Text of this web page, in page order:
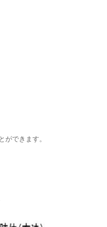
ができます。